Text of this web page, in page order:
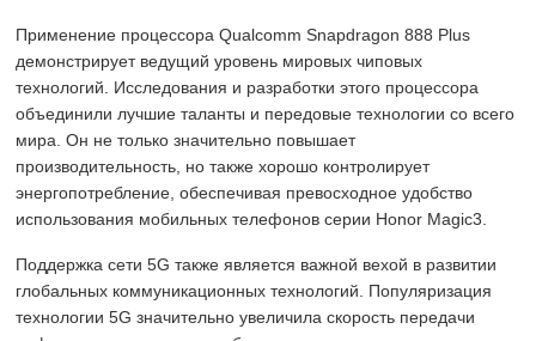
Перепишите функцию обновления страницы.
После перевода вручную переведите некоторые узлы элементов.
Включить стабильный перевод на уровне предприятия
Ajax-запрос веб-страницы запускает автоматический перевод
Установите для перевода только указанные языки
Перерисовать раскрывающийся список выбора языка.
Определить строковый язык и проанализировать его
Переписать кеш первого уровня (;кеш браузера);
Применение процессора Qualcomm Snapdragon 888 Plus
демонстрирует ведущий уровень мировых чиповых
технологий. Исследования и разработки этого процессора
объединили лучшие таланты и передовые технологии со всего
мира. Он не только значительно повышает
производительность, но также хорошо контролирует
энергопотребление, обеспечивая превосходное удобство
использования мобильных телефонов серии Honor Magic3.
Поддержка сети 5G также является важной вехой в развитии
глобальных коммуникационных технологий. Популяризация
технологии 5G значительно увеличила скорость передачи